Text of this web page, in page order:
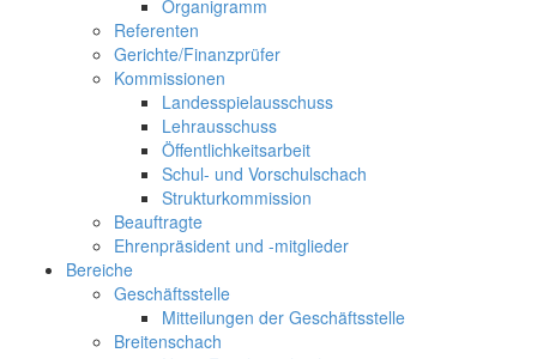
Organigramm
Referenten
Gerichte/Finanzprüfer
Kommissionen
Landesspielausschuss
Lehrausschuss
Öffentlichkeitsarbeit
Schul- und Vorschulschach
Strukturkommission
Beauftragte
Ehrenpräsident und -mitglieder
Bereiche
Geschäftsstelle
Mitteilungen der Geschäftsstelle
Breitenschach